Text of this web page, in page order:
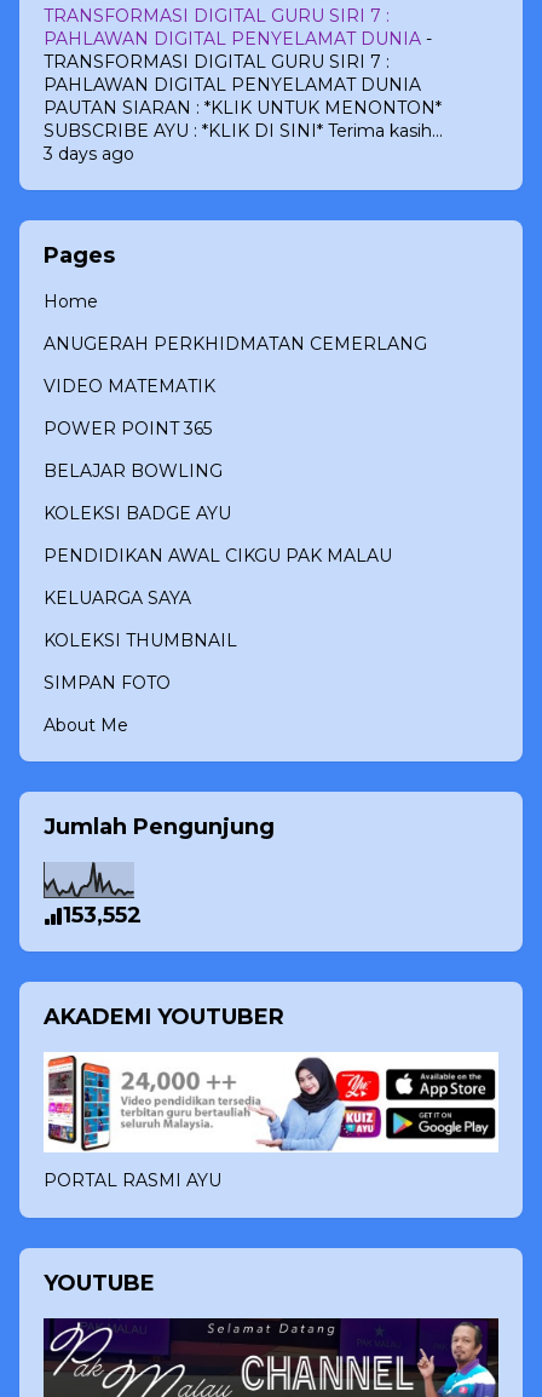
TRANSFORMASI DIGITAL GURU SIRI 7 :
PAHLAWAN DIGITAL PENYELAMAT DUNIA -
TRANSFORMASI DIGITAL GURU SIRI 7 :
PAHLAWAN DIGITAL PENYELAMAT DUNIA
PAUTAN SIARAN : *KLIK UNTUK MENONTON*
SUBSCRIBE AYU : *KLIK DI SINI* Terima kasih...
3 days ago
Pages
Home
ANUGERAH PERKHIDMATAN CEMERLANG
VIDEO MATEMATIK
POWER POINT 365
BELAJAR BOWLING
KOLEKSI BADGE AYU
PENDIDIKAN AWAL CIKGU PAK MALAU
KELUARGA SAYA
KOLEKSI THUMBNAIL
SIMPAN FOTO
About Me
Jumlah Pengunjung
153,552
AKADEMI YOUTUBER
PORTAL RASMI AYU
YOUTUBE